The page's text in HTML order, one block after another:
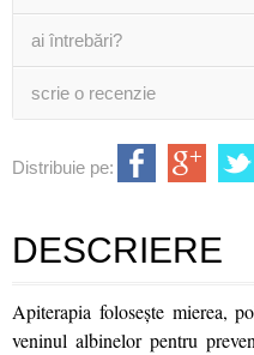
ai întrebări?
scrie o recenzie
Distribuie pe:
DESCRIERE
Apiterapia foloseşte mierea,
veninul albinelor pentru